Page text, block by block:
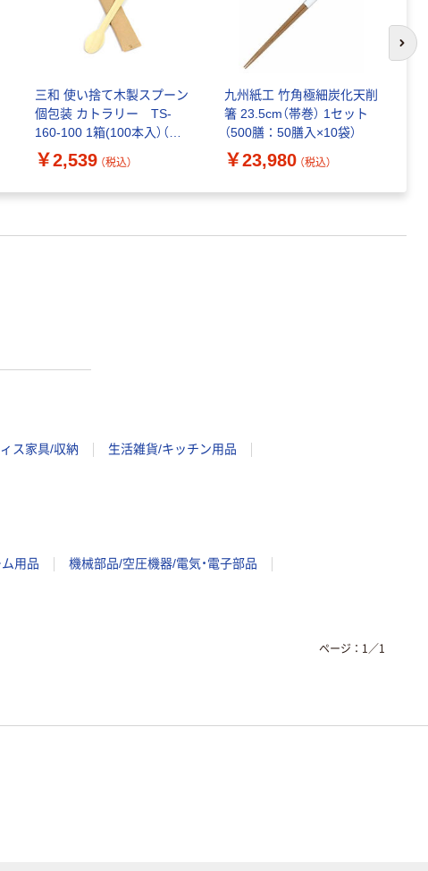
三和 使い捨て木製スプーン
個包装 カトラリー TS-
160-100 1箱(100本入）（直
送品）
￥2,539 （税込）
九州紙工 竹角極細炭化天削
箸 23.5cm（帯巻） 1セット
（500膳：50膳入×10袋）
￥23,980 （税込）
次
ス家具/収納 生活雑貨/キッチン用品
用品 機械部品/空圧機器/電気・電子部品
ページ： 1 ／1